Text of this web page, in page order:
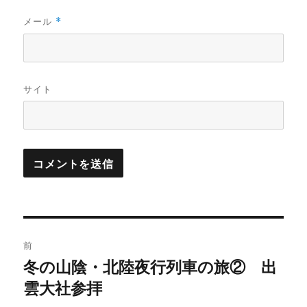
メール *
サイト
稿
ナ
前
過
去
冬の山陰・北陸夜行列車の旅② 出
雲大社参拝